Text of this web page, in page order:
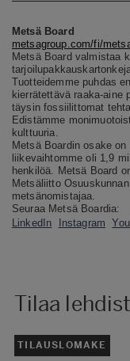
Metsä Board
metsagroup.com/fi/
Metsä Board valmistaa
Tuotteidemme puhdas
kierrätettävä raaka-aine
täysin fossiilittomat
Edistämme
kulttuuria.
Metsä Boardin osake
liikevaihtomme oli 1,9
henkilöä. Metsä Board
Metsäliitto
metsänomistajaa.
Seuraa Metsä Boardia:
LinkedIn
Instagram
Tilaa
TILAUSLOMAKE